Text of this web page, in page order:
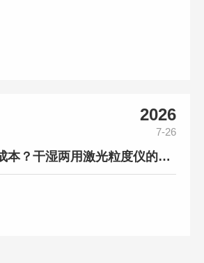
2026
7-26
如何降低测试成本？干湿两用激光粒度仪的维护与校准攻略